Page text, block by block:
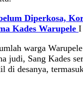
Diperkosa,
Kades Warupele I
warga
judi, Sang Kades
di desanya,